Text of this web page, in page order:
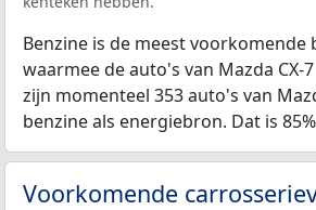
Benzine is de meest voorkomende
waarmee de auto's van Mazda CX-
zijn momenteel 353 auto's van
benzine als energiebron. Dat is
Voorkomende